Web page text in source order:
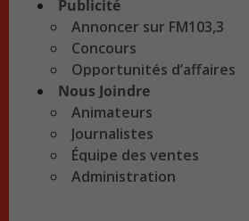
Publicité
Annoncer sur FM103,3
Concours
Opportunités d’affaires
Nous Joindre
Animateurs
Journalistes
Équipe des ventes
Administration